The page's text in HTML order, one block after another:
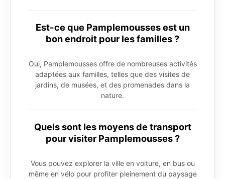
Est-ce que Pamplemousses est un
bon endroit pour les familles ?
Oui, Pamplemousses offre de nombreuses activités
adaptées aux familles, telles que des visites de
jardins, de musées, et des promenades dans la
nature.
Quels sont les moyens de transport
pour visiter Pamplemousses ?
Vous pouvez explorer la ville en voiture, en bus ou
même en vélo pour profiter pleinement du paysage